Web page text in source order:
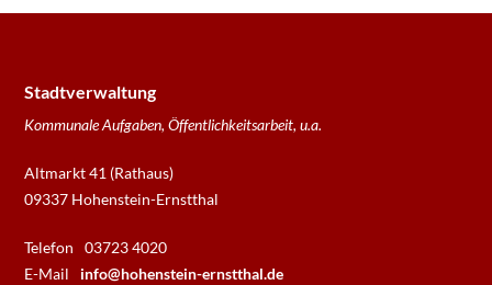
Stadtverwaltung
Kommunale Aufgaben, Öffentlichkeitsarbeit, u.a.
Altmarkt 41 (Rathaus)
09337 Hohenstein-Ernstthal
Telefon
03723 4020
E-Mail
info@hohenstein-ernstthal.de